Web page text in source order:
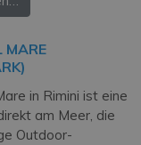
MARE
in Rimini ist eine
am Meer, die
Outdoor-